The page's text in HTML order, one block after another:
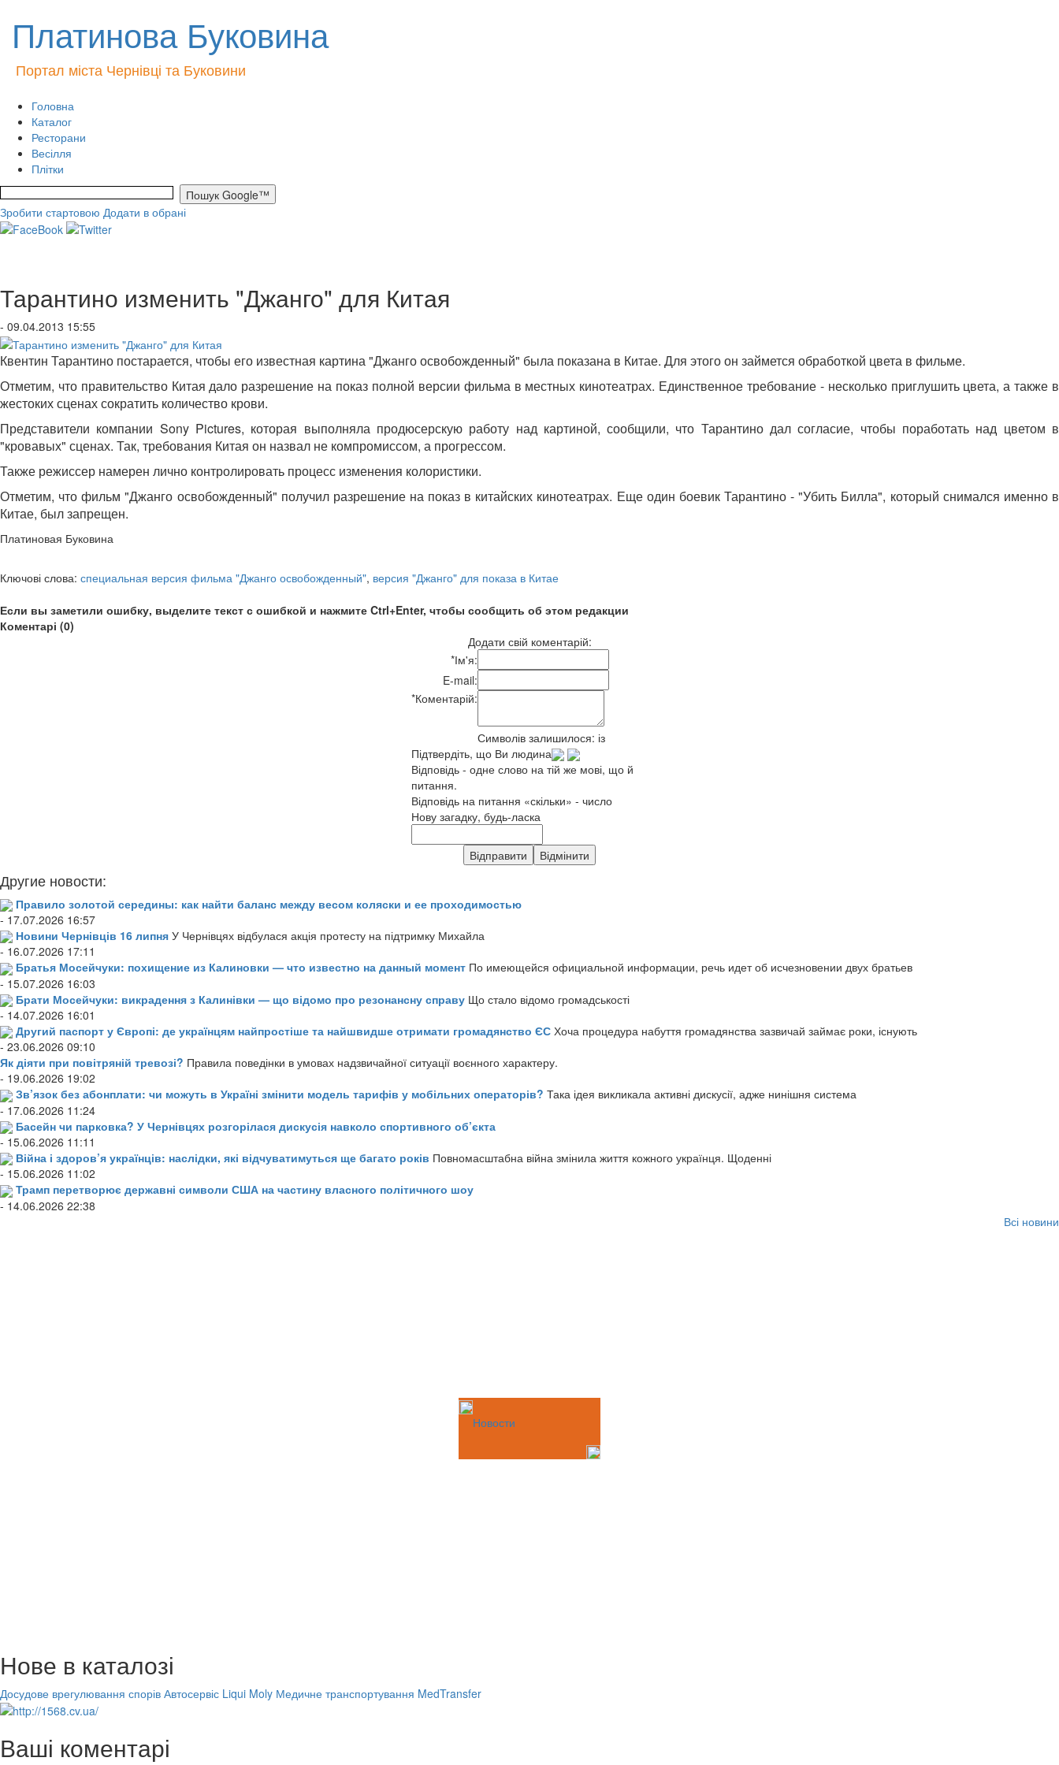
Платинова Буковина
Портал міста Чернівці та Буковини
Головна
Каталог
Ресторани
Весілля
Плітки
Зробити стартовою Додати в обрані
Тарантино изменить "Джанго" для Китая
- 09.04.2013 15:55
Квентин Тарантино постарается, чтобы его известная картина "Джанго освобожденный" была показана в Китае. Для этого он займется обработкой цвета в фильме.
Отметим, что правительство Китая дало разрешение на показ полной версии фильма в местных кинотеатрах. Единственное требование - несколько приглушить цвета, а также в
жестоких сценах сократить количество крови.
Представители компании Sony Pictures, которая выполняла продюсерскую работу над картиной, сообщили, что Тарантино дал согласие, чтобы поработать над цветом в
"кровавых" сценах. Так, требования Китая он назвал не компромиссом, а прогрессом.
Также режиссер намерен лично контролировать процесс изменения колористики.
Отметим, что фильм "Джанго освобожденный" получил разрешение на показ в китайских кинотеатрах. Еще один боевик Тарантино - "Убить Билла", который снимался именно в
Китае, был запрещен.
Платиновая Буковина
Ключові слова: специальная версия фильма "Джанго освобожденный", версия "Джанго" для показа в Китае
Если вы заметили ошибку, выделите текст с ошибкой и нажмите Ctrl+Enter, чтобы сообщить об этом редакции
Коментарі (0)
Додати свій коментарій:
*Ім'я:
E-mail:
*Коментарій:
Символів залишилося: із
Підтвердіть, що Ви людина
Відповідь - одне слово на тій же мові, що й
питання.
Відповідь на питання «скільки» - число
Нову загадку, будь-ласка
Другие новости:
Правило золотой середины: как найти баланс между весом коляски и ее проходимостью
- 17.07.2026 16:57
Новини Чернівців 16 липня У Чернівцях відбулася акція протесту на підтримку Михайла
- 16.07.2026 17:11
Братья Мосейчуки: похищение из Калиновки — что известно на данный момент По имеющейся официальной информации, речь идет об исчезновении двух братьев
- 15.07.2026 16:03
Брати Мосейчуки: викрадення з Калинівки — що відомо про резонансну справу Що стало відомо громадськості
- 14.07.2026 16:01
Другий паспорт у Європі: де українцям найпростіше та найшвидше отримати громадянство ЄС Хоча процедура набуття громадянства зазвичай займає роки, існують
- 23.06.2026 09:10
Як діяти при повітряній тревозі? Правила поведінки в умовах надзвичайної ситуації воєнного характеру.
- 19.06.2026 19:02
Зв’язок без абонплати: чи можуть в Україні змінити модель тарифів у мобільних операторів? Така ідея викликала активні дискусії, адже нинішня система
- 17.06.2026 11:24
Басейн чи парковка? У Чернівцях розгорілася дискусія навколо спортивного об’єкта
- 15.06.2026 11:11
Війна і здоров’я українців: наслідки, які відчуватимуться ще багато років Повномасштабна війна змінила життя кожного українця. Щоденні
- 15.06.2026 11:02
Трамп перетворює державні символи США на частину власного політичного шоу
- 14.06.2026 22:38
Всі новини
Новости
Нове в каталозі
Досудове врегулювання спорів Автосервіс Liqui Moly Медичне транспортування MedTransfer
Ваші коментарі